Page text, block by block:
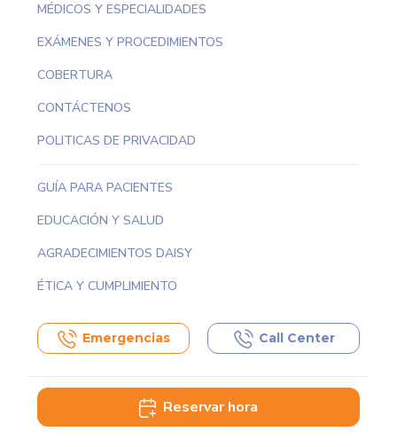
MÉDICOS Y ESPECIALIDADES
EXÁMENES Y PROCEDIMIENTOS
COBERTURA
CONTÁCTENOS
POLITICAS DE PRIVACIDAD
GUÍA PARA PACIENTES
EDUCACIÓN Y SALUD
AGRADECIMIENTOS DAISY
ÉTICA Y CUMPLIMIENTO
Emergencias Call Center
Reservar hora